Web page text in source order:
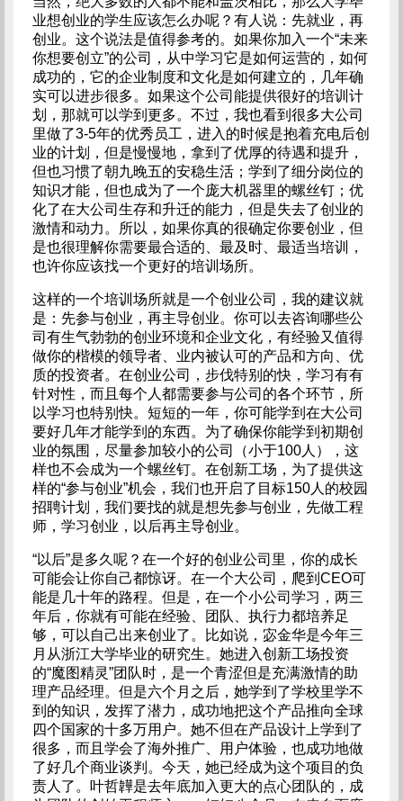
业想创业的学生应该怎么办呢？有人说：先就业，再
创业。这个说法是值得参考的。如果你加入一个“未来
你想要创立”的公司，从中学习它是如何运营的，如何
成功的，它的企业制度和文化是如何建立的，几年确
实可以进步很多。如果这个公司能提供很好的培训计
划，那就可以学到更多。不过，我也看到很多大公司
里做了3-5年的优秀员工，进入的时候是抱着充电后创
业的计划，但是慢慢地，拿到了优厚的待遇和提升，
但也习惯了朝九晚五的安稳生活；学到了细分岗位的
知识才能，但也成为了一个庞大机器里的螺丝钉；优
化了在大公司生存和升迁的能力，但是失去了创业的
激情和动力。所以，如果你真的很确定你要创业，但
是也很理解你需要最合适的、最及时、最适当培训，
也许你应该找一个更好的培训场所。
这样的一个培训场所就是一个创业公司，我的建议就
是：先参与创业，再主导创业。你可以去咨询哪些公
司有生气勃勃的创业环境和企业文化，有经验又值得
做你的楷模的领导者、业内被认可的产品和方向、优
质的投资者。在创业公司，步伐特别的快，学习有有
针对性，而且每个人都需要参与公司的各个环节，所
以学习也特别快。短短的一年，你可能学到在大公司
要好几年才能学到的东西。为了确保你能学到初期创
业的氛围，尽量参加较小的公司（小于100人），这
样也不会成为一个螺丝钉。在创新工场，为了提供这
样的“参与创业”机会，我们也开启了目标150人的校园
招聘计划，我们要找的就是想先参与创业，先做工程
师，学习创业，以后再主导创业。
“以后”是多久呢？在一个好的创业公司里，你的成长
可能会让你自己都惊讶。在一个大公司，爬到CEO可
能是几十年的路程。但是，在一个小公司学习，两三
年后，你就有可能在经验、团队、执行力都培养足
够，可以自己出来创业了。比如说，宓金华是今年三
月从浙江大学毕业的研究生。她进入创新工场投资
的“魔图精灵”团队时，是一个青涩但是充满激情的助
理产品经理。但是六个月之后，她学到了学校里学不
到的知识，发挥了潜力，成功地把这个产品推向全球
四个国家的十多万用户。她不但在产品设计上学到了
很多，而且学会了海外推广、用户体验，也成功地做
了好几个商业谈判。今天，她已经成为这个项目的负
责人了。叶哲韡是去年底加入更大的点心团队的，成